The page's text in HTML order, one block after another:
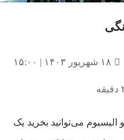
۱۸ شهریور ۱۴۰۳ | ۱۵:۰۰
می‌توانید بخرید یک